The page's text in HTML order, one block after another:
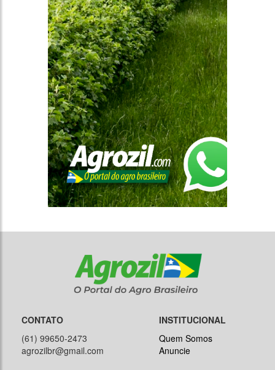
CONTATO
(61) 99650-2473
agrozilbr@gmail.com
INSTITUCIONAL
Quem Somos
Anuncie